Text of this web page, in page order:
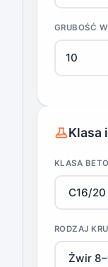
GRUBOŚĆ
Klasa
KLASA
RODZAJ